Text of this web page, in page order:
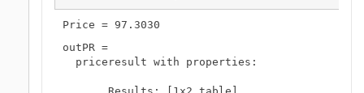
outPR =
  priceresult with properties: